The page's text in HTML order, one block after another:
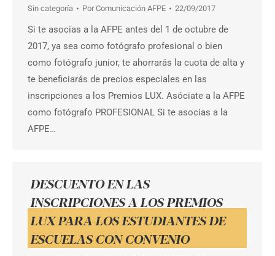
Sin categoría PorComunicación AFPE 22/09/2017
Si te asocias a la AFPE antes del 1 de octubre de
2017, ya sea como fotógrafo profesional o bien
como fotógrafo junior, te ahorrarás la cuota de alta y
te beneficiarás de precios especiales en las
inscripciones a los Premios LUX. Asóciate a la AFPE
como fotógrafo PROFESIONAL Si te asocias a la
AFPE…
DESCUENTO EN LAS
INSCRIPCIONES A LOS PREMIOS
LUX PARA LOS ESTUDIANTES DE
ESCUELAS CON CONVENIO